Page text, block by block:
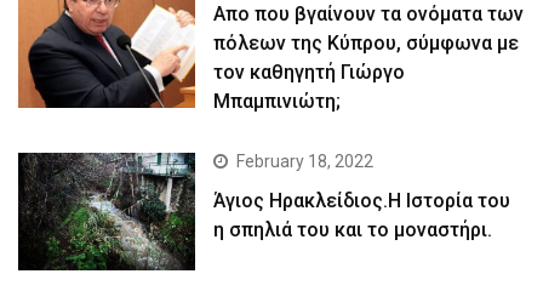
Απο που βγαίνουν τα ονόματα των
πόλεων της Κύπρου, σύμφωνα με
τον καθηγητή Γιώργο
Μπαμπινιώτη;
February 18, 2022
Άγιος Ηρακλείδιος.Η Ιστορία του
η σπηλιά του και το μοναστήρι.